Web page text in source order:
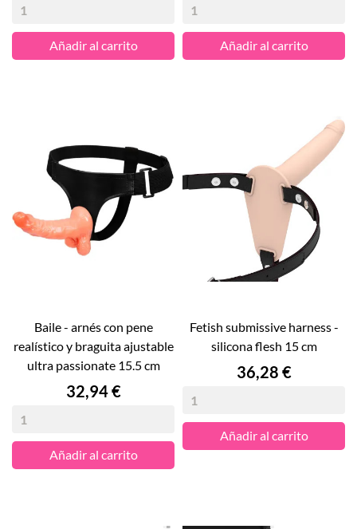
Añadir al carrito Añadir al carrito
baile - arnés con pene
realístico y braguita ajustable
ultra passionate 15.5 cm
Precio
32,94 €
Añadir al carrito
fetish submissive harness -
silicona flesh 15 cm
Precio
36,28 €
Añadir al carrito